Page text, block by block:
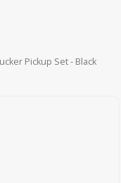
Pickup Set - Black